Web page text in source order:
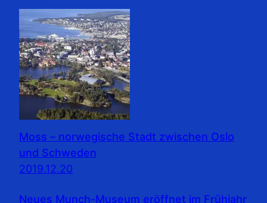
Moss – norwegische Stadt zwischen Oslo
und Schweden
2019.12.20
Neues Munch-Museum eröffnet im Frühjahr